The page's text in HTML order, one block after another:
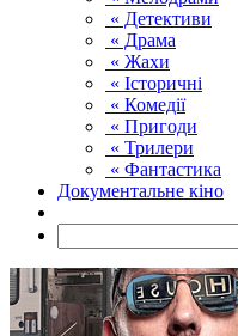
« Детективи
« Драма
« Жахи
« Історичні
« Комедії
« Пригоди
« Трилери
« Фантастика
Документальне кіно